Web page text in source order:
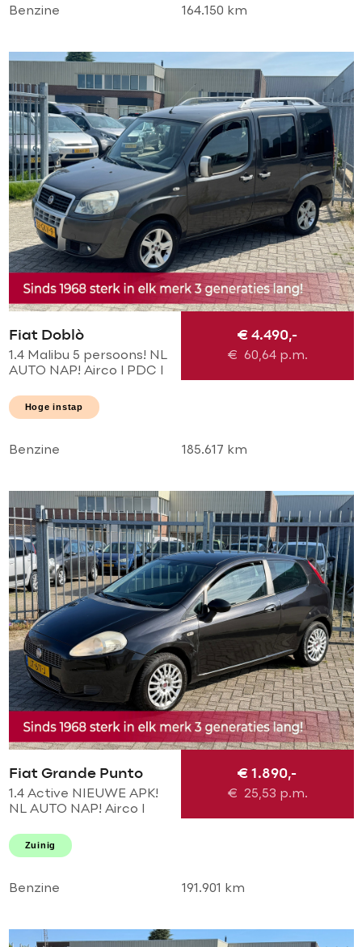
Benzine 164.150 km
Fiat Doblò
1.4 Malibu 5 persoons! NL
AUTO NAP! Airco l PDC l
pakket! TOPSTAAT l
Goed onderhouden!
€ 4.490,-
€ 60,64p.m.
Hoge instap
Benzine 185.617 km
Fiat Grande Punto
1.4 Active NIEUWE APK!
NL AUTO NAP! Airco l
MTF-STUUR! PERFECT
ONDERHOUDEN! 2e
€ 1.890,-
€ 25,53 p.m.
Zuinig
Benzine 191.901 km